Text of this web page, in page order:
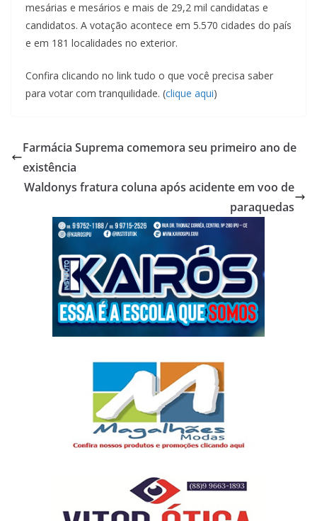
mesárias e mesários e mais de 29,2 mil candidatas e
candidatos. A votação acontece em 5.570 cidades do país
e em 181 localidades no exterior.
Confira clicando no link tudo o que você precisa saber
para votar com tranquilidade. (clique aqui)
Farmácia Suprema comemora seu primeiro ano de
existência
Waldonys fratura coluna após acidente em voo de
paraquedas